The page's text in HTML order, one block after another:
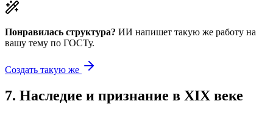
Понравилась структура? ИИ напишет такую же работу на
вашу тему по ГОСТу.
Создать такую же
7. Наследие и признание в XIX веке